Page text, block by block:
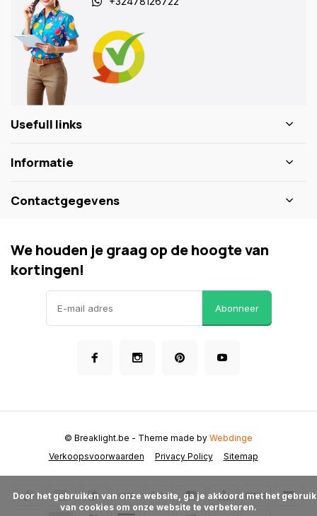
Usefull links
Informatie
Contactgegevens
We houden je graag op de hoogte van
kortingen!
Abonneer
Verkoopsvoorwaarden Privacy Policy Sitemap
© Breaklight.be - Theme made by Webdinge
van cookies om onze website te verbeteren.